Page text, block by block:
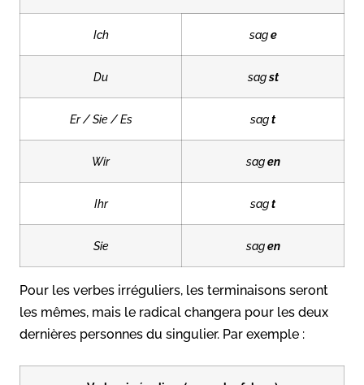
Ich sage
Du sagst
Er / Sie / Es sagt
Wir sagen
Ihr sagt
Sie sagen
Pour les verbes irréguliers, les terminaisons seront
les mêmes, mais le radical changera pour les deux
dernières personnes du singulier. Par exemple :